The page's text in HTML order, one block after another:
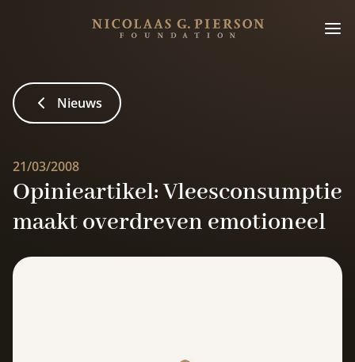
Nieuws
21/03/2008
Opinieartikel: Vleesconsumptie
maakt overdreven emotioneel